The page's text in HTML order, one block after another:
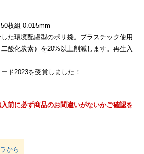
枚組 0.015mm
た環境配慮型のポリ袋。プラスチック使用
酸化炭素）を20%以上削減します。再生入
ド2023を受賞しました！
前に必ず商品のお間違いがないかご確認を
から